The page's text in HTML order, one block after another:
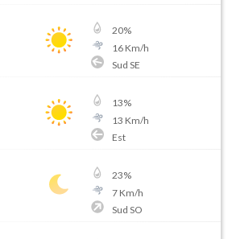
20%
16Km/h
Sud SE
13%
13 Km/h
Est
23%
7Km/h
Sud SO